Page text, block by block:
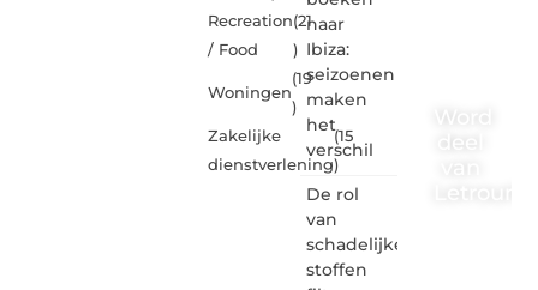
Recreation
/ Food
(21
)
Woningen
(19
)
Zakelijke
dienstverlening
(15
)
naar
Ibiza:
seizoenen
maken
het
verschil
De rol
van
schadelijke
stoffen